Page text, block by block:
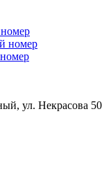
номер
, ул. Некрасова 50